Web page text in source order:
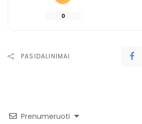
0
PASIDALINIMAI
Prenumeruoti